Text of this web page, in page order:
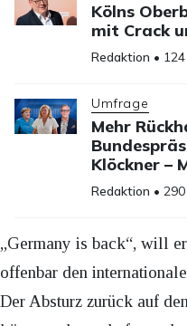
Kölns
mit Crack
Redaktion •
Umfrage
Mehr
Klöckner –
Redaktion •
„Germany is back“, will
offenbar den
Der Absturz zurück auf